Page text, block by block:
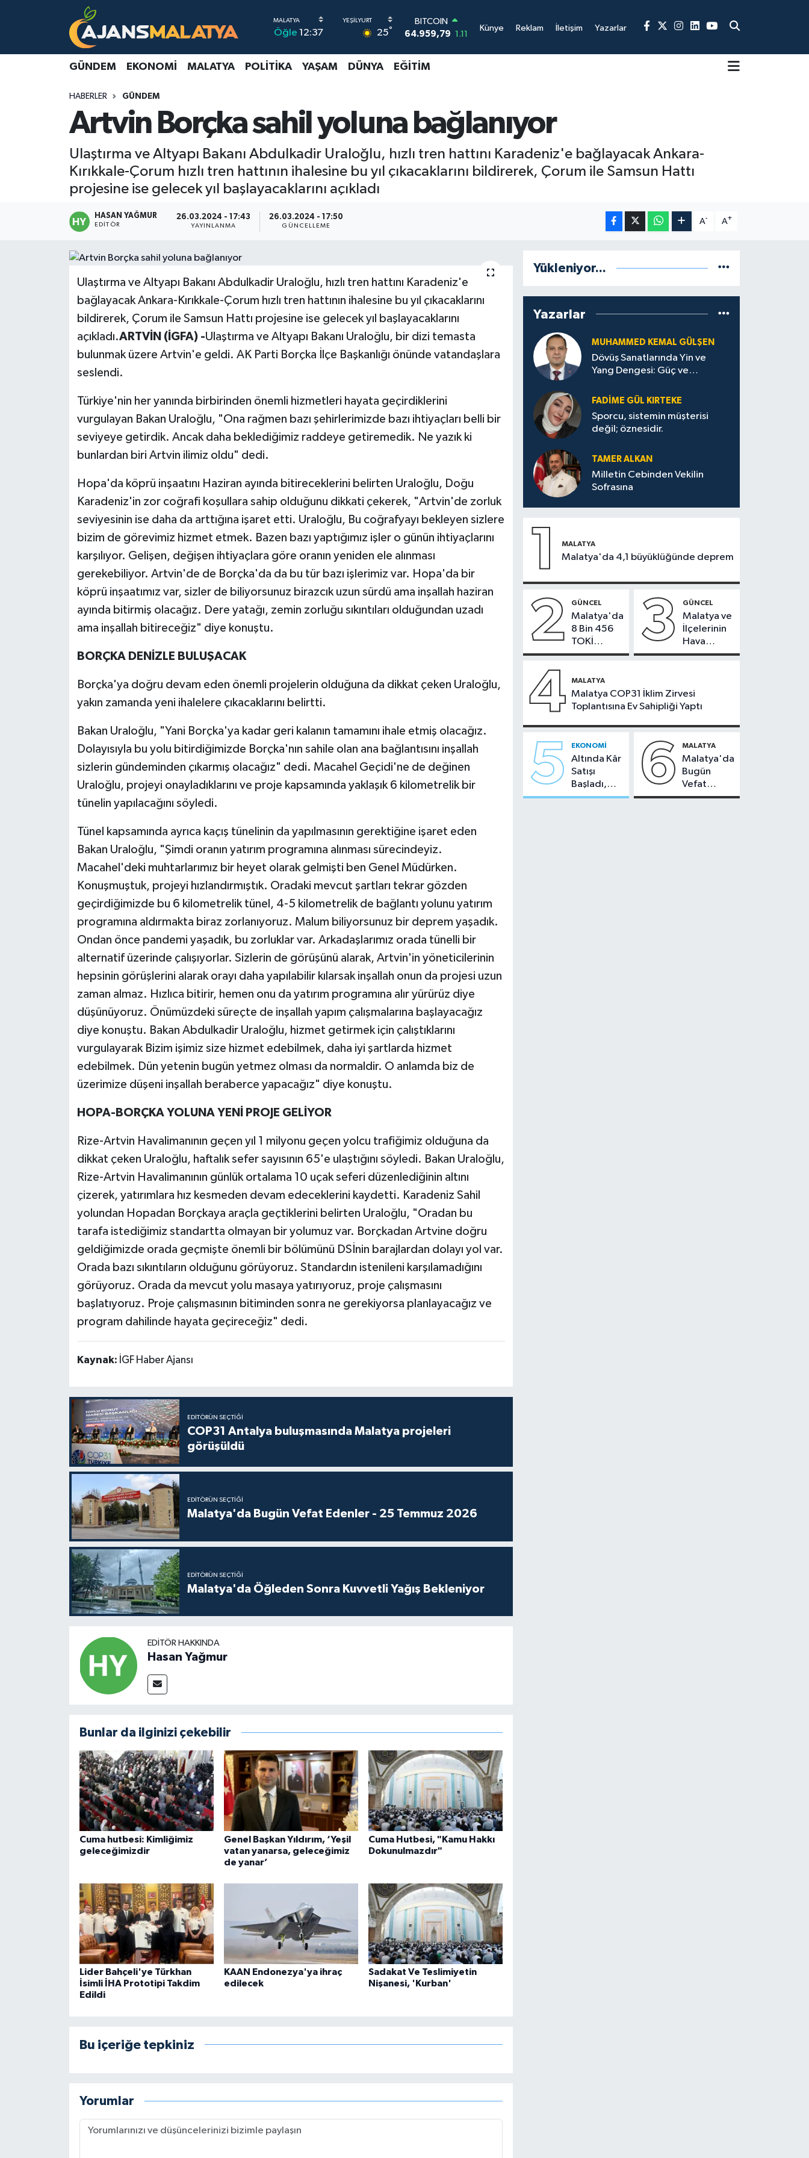
Öğle 12:37 25°
DOLAR
47,7436 0.18
55,2510
STERLİN
6660.55
0.03
BİST100
13.779 -14
BITCOIN
64.959,79 1.11
Künye Reklam İletişim Yazarlar
GÜNDEM EKONOMI MALATYA POLITIKA YAŞAM DÜNYA EĞITIM
HABERLER GÜNDEM
Artvin Borçka sahil yoluna bağlanıyor
Ulaştırma ve Altyapı Bakanı Abdulkadir Uraloğlu, hızlı tren hattını Karadeniz'e bağlayacak Ankara-
Kırıkkale-Çorum hızlı tren hattının ihalesine bu yıl çıkacaklarını bildirerek, Çorum ile Samsun Hattı
projesine ise gelecek yıl başlayacaklarını açıkladı
HASAN YAĞMUR
EDITÖR
26.03.2024 - 17:43
YAYINLANMA
26.03.2024 - 17:50
GÜNCELLEME
A- A+
Ulaştırma ve Altyapı Bakanı Abdulkadir Uraloğlu, hızlı tren hattını Karadeniz'e
bağlayacak Ankara-Kırıkkale-Çorum hızlı tren hattının ihalesine bu yıl çıkacaklarını
bildirerek, Çorum ile Samsun Hattı projesine ise gelecek yıl başlayacaklarını
açıkladı.ARTVİN (İGFA) -Ulaştırma ve Altyapı Bakanı Uraloğlu, bir dizi temasta
bulunmak üzere Artvin'e geldi. AK Parti Borçka İlçe Başkanlığı önünde vatandaşlara
seslendi.
Türkiye'nin her yanında birbirinden önemli hizmetleri hayata geçirdiklerini
vurgulayan Bakan Uraloğlu, "Ona rağmen bazı şehirlerimizde bazı ihtiyaçları belli bir
seviyeye getirdik. Ancak daha beklediğimiz raddeye getiremedik. Ne yazık ki
bunlardan biri Artvin ilimiz oldu" dedi.
Hopa'da köprü inşaatını Haziran ayında bitireceklerini belirten Uraloğlu, Doğu
Karadeniz'in zor coğrafi koşullara sahip olduğunu dikkati çekerek, "Artvin'de zorluk
seviyesinin ise daha da arttığına işaret etti. Uraloğlu, Bu coğrafyayı bekleyen sizlere
bizim de görevimiz hizmet etmek. Bazen bazı yaptığımız işler o günün ihtiyaçlarını
karşılıyor. Gelişen, değişen ihtiyaçlara göre oranın yeniden ele alınması
gerekebiliyor. Artvin'de de Borçka'da da bu tür bazı işlerimiz var. Hopa'da bir
köprü inşaatımız var, sizler de biliyorsunuz birazcık uzun sürdü ama inşallah haziran
ayında bitirmiş olacağız. Dere yatağı, zemin zorluğu sıkıntıları olduğundan uzadı
ama inşallah bitireceğiz" diye konuştu.
BORÇKA DENİZLE BULUŞACAK
Borçka'ya doğru devam eden önemli projelerin olduğuna da dikkat çeken Uraloğlu,
yakın zamanda yeni ihalelere çıkacaklarını belirtti.
Bakan Uraloğlu, "Yani Borçka'ya kadar geri kalanın tamamını ihale etmiş olacağız.
Dolayısıyla bu yolu bitirdiğimizde Borçka'nın sahile olan ana bağlantısını inşallah
sizlerin gündeminden çıkarmış olacağız" dedi. Macahel Geçidi'ne de değinen
Uraloğlu, projeyi onayladıklarını ve proje kapsamında yaklaşık 6 kilometrelik bir
tünelin yapılacağını söyledi.
Tünel kapsamında ayrıca kaçış tünelinin da yapılmasının gerektiğine işaret eden
Bakan Uraloğlu, "Şimdi oranın yatırım programına alınması sürecindeyiz.
Macahel'deki muhtarlarımız bir heyet olarak gelmişti ben Genel Müdürken.
Konuşmuştuk, projeyi hızlandırmıştık. Oradaki mevcut şartları tekrar gözden
geçirdiğimizde bu 6 kilometrelik tünel, 4-5 kilometrelik de bağlantı yolunu yatırım
programına aldırmakta biraz zorlanıyoruz. Malum biliyorsunuz bir deprem yaşadık.
Ondan önce pandemi yaşadık, bu zorluklar var. Arkadaşlarımız orada tünelli bir
alternatif üzerinde çalışıyorlar. Sizlerin de görüşünü alarak, Artvin'in yöneticilerinin
hepsinin görüşlerini alarak orayı daha yapılabilir kılarsak inşallah onun da projesi uzun
zaman almaz. Hızlıca bitirir, hemen onu da yatırım programına alır yürürüz diye
düşünüyoruz. Önümüzdeki süreçte de inşallah yapım çalışmalarına başlayacağız
diye konuştu. Bakan Abdulkadir Uraloğlu, hizmet getirmek için çalıştıklarını
vurgulayarak Bizim işimiz size hizmet edebilmek, daha iyi şartlarda hizmet
edebilmek. Dün yetenin bugün yetmez olması da normaldir. O anlamda biz de
üzerimize düşeni inşallah beraberce yapacağız" diye konuştu.
HOPA-BORÇKA YOLUNA YENİ PROJE GELİYOR
Rize-Artvin Havalimanının geçen yıl 1 milyonu geçen yolcu trafiğimiz olduğuna da
dikkat çeken Uraloğlu, haftalık sefer sayısının 65'e ulaştığını söyledi. Bakan Uraloğlu,
Rize-Artvin Havalimanının günlük ortalama 10 uçak seferi düzenlediğinin altını
çizerek, yatırımlara hız kesmeden devam edeceklerini kaydetti. Karadeniz Sahil
yolundan Hopadan Borçkaya araçla geçtiklerini belirten Uraloğlu, "Oradan bu
tarafa istediğimiz standartta olmayan bir yolumuz var. Borçkadan Artvine doğru
geldiğimizde orada geçmişte önemli bir bölümünü DSİnin barajlardan dolayı yol var.
Orada bazı sıkıntıların olduğunu görüyoruz. Standardın istenileni karşılamadığını
görüyoruz. Orada da mevcut yolu masaya yatırıyoruz, proje çalışmasını
başlatıyoruz. Proje çalışmasının bitiminden sonra ne gerekiyorsa planlayacağız ve
program dahilinde hayata geçireceğiz" dedi.
Kaynak: İGF Haber Ajansı
EDITÖRÜN SEÇTIĞI
COP31 Antalya buluşmasında Malatya projeleri
görüşüldü
EDITÖRÜN SEÇTIĞI
Malatya'da Bugün Vefat Edenler - 25 Temmuz 2026
EDITÖRÜN SEÇTIĞI
Malatya'da Öğleden Sonra Kuvvetli Yağış Bekleniyor
EDITÖR HAKKINDA
Hasan Yağmur
Bunlar da ilginizi çekebilir
Cuma hutbesi: Kimliğimiz
geleceğimizdir
Genel Başkan Yıldırım, ‘Yeşil
vatan yanarsa, geleceğimiz
de yanar’
Cuma Hutbesi, "Kamu Hakkı
Dokunulmazdır"
Lider Bahçeli'ye Türkhan
İsimli İHA Prototipi Takdim
Edildi
KAAN Endonezya'ya ihraç
edilecek
Sadakat Ve Teslimiyetin
Nişanesi, 'Kurban'
Bu içeriğe tepkiniz
Yorumlar
Yükleniyor...
Yazarlar
MUHAMMED KEMAL GÜLŞEN
Dövüş Sanatlarında Yin ve
Yang Dengesi: Güç ve
FADIME GÜL KIRTEKE
Sporcu, sistemin müşterisi
değil; öznesidir.
TAMER ALKAN
Milletin Cebinden Vekilin
Sofrasına
1 MALATYA
Malatya'da 4,1 büyüklüğünde deprem
2 GÜNCEL
Malatya'da
8 Bin 456
TOKİ
Konutunun
Bugün
Çekiliyor
3 GÜNCEL
Malatya ve
İlçelerinin
Hava
Durumu -
2026
4 MALATYA
Malatya COP31 İklim Zirvesi
Toplantısına Ev Sahipliği Yaptı
5 EKONOMI
Altında Kâr
Satışı
Başladı,
Malatya'da
6 MALATYA
Malatya'da
Bugün
Vefat
Edenler -
Gündem
Kültür & Sanat
Magazin
Malatya Nöbetçi Eczaneler
TFF 3.Lig 2.Grup Puan Durumu ve Fikstür
Tüm Manşetler
Son Dakika Haberleri
Haber Arşivi